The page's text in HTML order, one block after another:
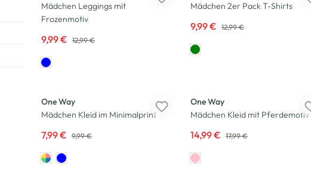
Mädchen Leggings mit
Frozenmotiv
9,99 € 12,99 €
Mädchen 2er Pack T-Shirts
9,99 € 12,99 €
One Way
Mädchen Kleid im Minimalprint
7,99 € 9,99 €
One Way
Mädchen Kleid mit Pferdemotiv
14,99 € 17,99 €